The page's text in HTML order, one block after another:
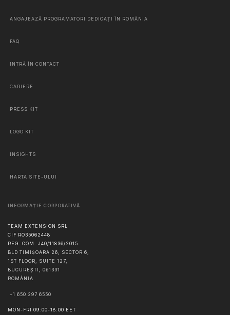
ANGAJEAZĂ PROGRAMATORI DEDICAȚI ÎN ROMÂNIA
FAQ
INTRĂ ÎN CONTACT
CARIERE
PRESS KIT
LOGO KIT
INSIGHTS
HARTA SITE-ULUI
INFORMAȚIE CORPORATIVĂ
TEAM EXTENSION SRL
CIF RO35062448
REG. COM. J40/11836/2015
BLD TIMIȘOARA 26, SECTOR 6,
1ST FLOOR, SUITE 127,
BUCUREŞTI
061331
ROMÂNIA
+1 650 297 6550
MON-FRI 09:00-18:00 EET